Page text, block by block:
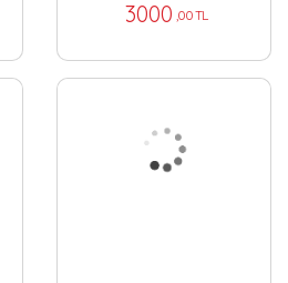
3000 ,00 TL